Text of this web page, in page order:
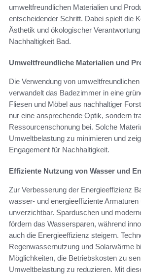
umweltfreundlichen Materialien und
entscheidender Schritt. Dabei spielt die
Ästhetik und ökologischer
Nachhaltigkeit Bad.
Umweltfreundliche Materialien und
Die Verwendung von
verwandelt das Badezimmer in eine
Fliesen und Möbel aus nachhaltiger
nur eine ansprechende Optik, sondern
Ressourcenschonung bei. Solche
Umweltbelastung zu minimieren und
Engagement für Nachhaltigkeit.
Effiziente Nutzung von Wasser und
Zur Verbesserung der Energieeffizienz
wasser- und energieeffiziente Armaturen
unverzichtbar. Sparduschen und
fördern das Wassersparen, während
auch die Energieeffizienz steigern.
Regenwassernutzung und Solarwärme
Möglichkeiten, die Betriebskosten zu
Umweltbelastung zu reduzieren. Mit